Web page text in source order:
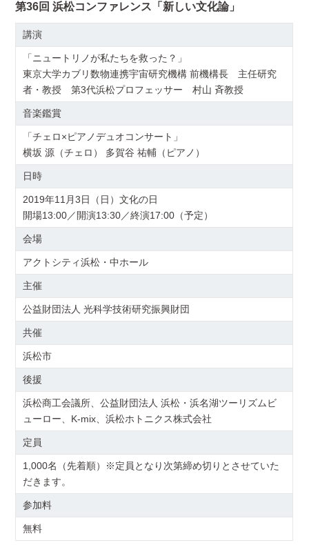
第36回 浜松コンファレンス「新しい文化論」
講演
「ニュートリノが私たちを救った？」
東京大学カブリ数物連携宇宙研究機構 前機構長 主任研究
者・教授 第3代浜松プロフェッサー 村山 斉教授
音楽鑑賞
「チェロ×ピアノデュオコンサート」
横坂 源（チェロ） 多賀谷 祐輔（ピアノ）
日時
2019年11月3日（日）文化の日
開場13:00／開演13:30／終演17:00（予定）
会場
アクトシティ浜松・中ホール
主催
公益財団法人 光科学技術研究振興財団
共催
浜松市
後援
浜松商工会議所、公益財団法人 浜松・浜名湖ツーリズムビ
ューロー、K-mix、浜松ホトニクス株式会社
定員
1,000名（先着順）※定員となり次第締め切りとさせていた
だきます。
参加料
無料